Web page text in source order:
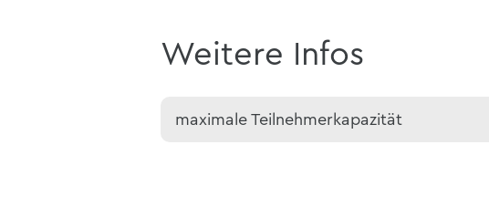
Weitere Infos
maximale Teilnehmerkapazität